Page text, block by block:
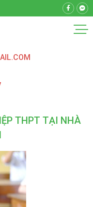
THPT TẠI NHÀ